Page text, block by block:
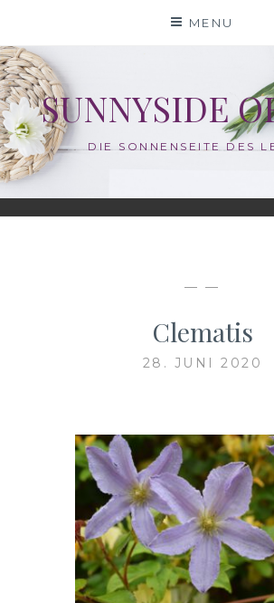
content
MENU
SUNNYSIDE
DIE SONNENSEITE DES
— —
Clematis
28. JUNI 2020